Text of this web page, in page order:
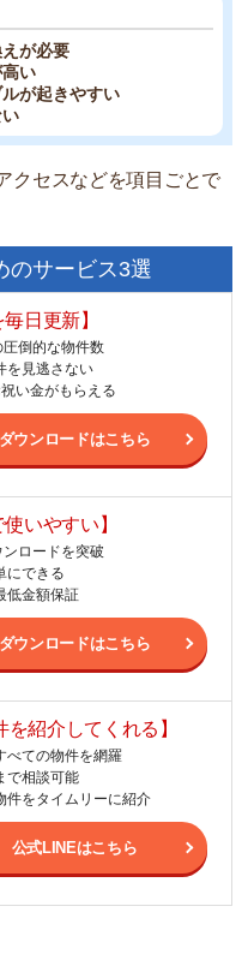
が必要
い
が起きやすい
クセスなどを項目ごとで
のサービス3選
日更新】
圧倒的な物件数
を見逃さない
い金がもらえる
ダウンロードはこちら
いやすい】
ンロードを突破
にできる
低金額保証
ダウンロードはこちら
を紹介してくれる】
べての物件を網羅
で相談可能
件をタイムリーに紹介
公式LINEはこちら